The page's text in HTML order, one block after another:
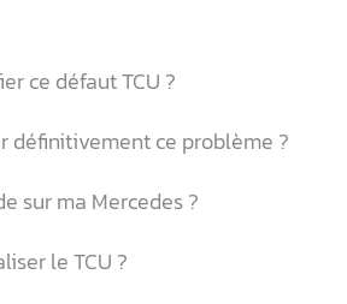
ce défaut TCU ?
définitivement ce problème ?
sur ma Mercedes ?
le TCU ?